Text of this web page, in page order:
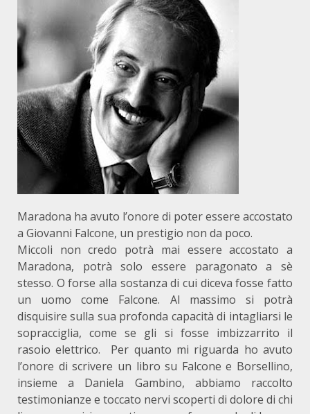
Maradona ha avuto l’onore di poter essere accostato
a Giovanni Falcone, un prestigio non da poco.
Miccoli non credo potrà mai essere accostato a
Maradona, potrà solo essere paragonato a sè
stesso. O forse alla sostanza di cui diceva fosse fatto
un uomo come Falcone. Al massimo si potrà
disquisire sulla sua profonda capacità di intagliarsi le
sopracciglia, come se gli si fosse imbizzarrito il
rasoio elettrico. Per quanto mi riguarda ho avuto
l’onore di scrivere un libro su Falcone e Borsellino,
insieme a Daniela Gambino, abbiamo raccolto
testimonianze e toccato nervi scoperti di dolore di chi